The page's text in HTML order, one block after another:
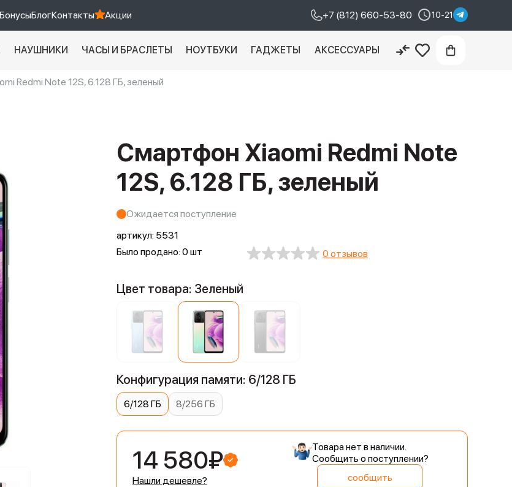
БонусыБлогКонтакты Акции +7 (812) 660-53-80 10-21
НАУШНИКИ ЧАСЫ И БРАСЛЕТЫ НОУТБУКИ ГАДЖЕТЫ АКСЕССУАРЫ
Redmi Note 12S, 6.128 ГБ, зелeный
Смартфон Xiaomi Redmi Note
12S, 6.128 ГБ, зелeный
Ожидается поступление
артикул: 5531
Было продано: 0 шт
0 отзывов
Цвет товара: Зеленый
Конфигурация памяти: 6/128 ГБ
6/128 ГБ 8/256 ГБ
14 580₽
Нашли дешевле?
Товара нет в наличии.
Сообщить о поступлении?
сообщить